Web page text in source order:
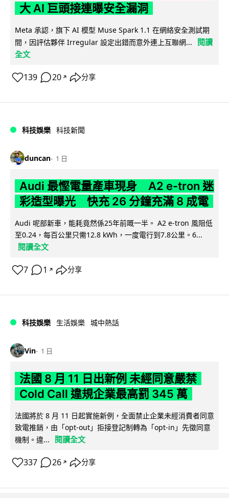
大 AI 巨頭接連曝安全漏洞
Meta 承認，旗下 AI 模型 Muse Spark 1.1 在網絡安全測試期
間，因評估夥伴 Irregular 設定出錯而意外連上互聯網...
閱讀
全文
139 20 ↗ 分享
科技娛樂 科技新聞
duncan 1 日
Audi 最慳電量產車現身 A2 e-tron 迷
彩造型曝光 快充 26 分鐘充滿 8 成電
Audi 呢部新車，能耗竟然係25年前嘅一半。 A2 e-tron 風阻低
至0.24，每百公里只需12.8 kWh，一度電行到7.8公里。6...
閱讀全文
7 1 ↗ 分享
科技娛樂 生活娛樂 城中熱話
Vin 1 日
法國 8 月 11 日出新例 未經同意嚴禁
Cold Call 違規企業最高罰 345 萬
法國將於 8 月 11 日起實施新例，全面禁止企業未經消費者同意
致電推銷，由「opt-out」拒接登記制轉為「opt-in」先徵同意
機制。違...
閱讀全文
337 26 ↗ 分享